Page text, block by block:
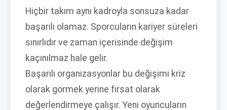
Hiçbir takım aynı kadroyla sonsuza kadar
başarılı olamaz. Sporcuların kariyer süreleri
sınırlıdır ve zaman içerisinde değişim
kaçınılmaz hale gelir.
Başarılı organizasyonlar bu değişimi kriz
olarak görmek yerine fırsat olarak
değerlendirmeye çalışır. Yeni oyuncuların